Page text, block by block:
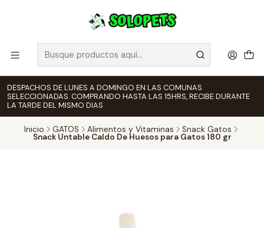
DESPACHOS DE LUNES A DOMINGO EN LAS COMUNAS
SELECCIONADAS. COMPRANDO HASTA LAS 15HRS, RECIBE DURANTE
LA TARDE DEL MISMO DIAS
Inicio GATOS Alimentos y Vitaminas Snack Gatos
Snack Untable Caldo De Huesos para Gatos 180 gr